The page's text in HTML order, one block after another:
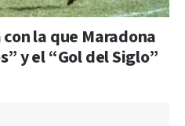
la que Maradona
y el “Gol del Siglo”